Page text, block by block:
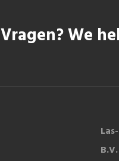
Vragen? We
B.V.